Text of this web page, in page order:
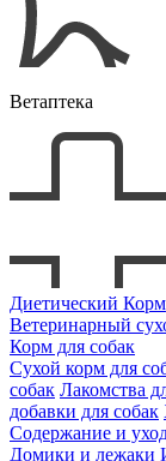
Ветаптека
Диетический Корм
Ветеринарный
Корм для собак
Сухой корм для
собак Лакомства
добавки для собак
Содержание и
Домики и лежаки